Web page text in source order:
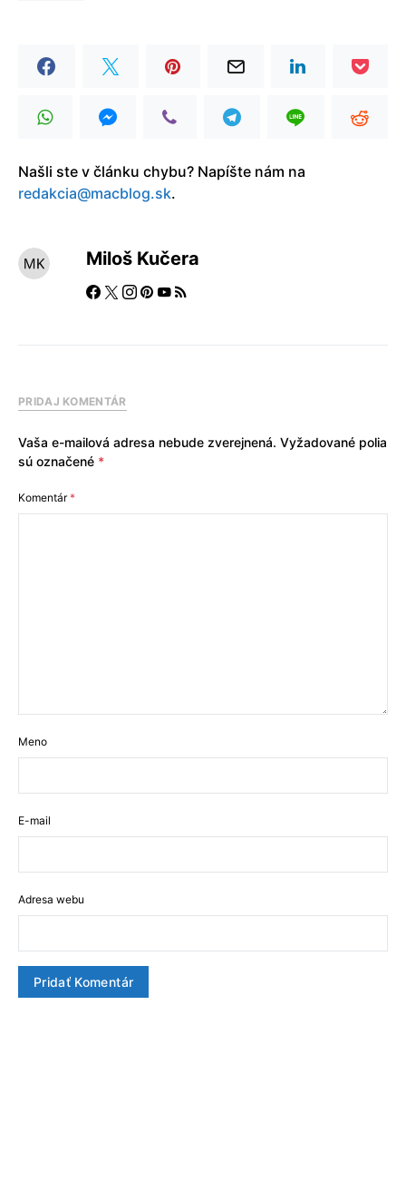
Našli ste v článku chybu? Napíšte nám na
redakcia@macblog.sk.
Miloš Kučera
PRIDAJ KOMENTÁR
Vaša e-mailová adresa nebude zverejnená. Vyžadované polia
sú označené *
Komentár*
Meno
E-mail
Adresa webu